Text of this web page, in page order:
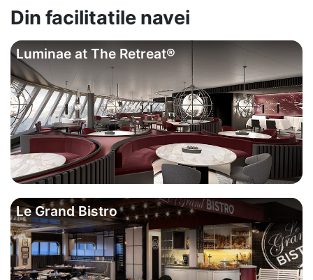
Din facilitatile navei
Luminae at The Retreat®
Le Grand Bistro